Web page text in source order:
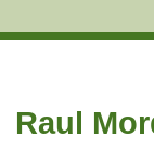
Raul